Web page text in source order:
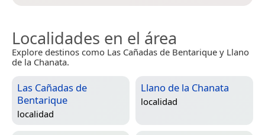
Localidades en el área
Explore destinos como Las Cañadas de Bentarique y Llano
de la Chanata.
Las Cañadas de
Bentarique
localidad
Llano de la Chanata
localidad